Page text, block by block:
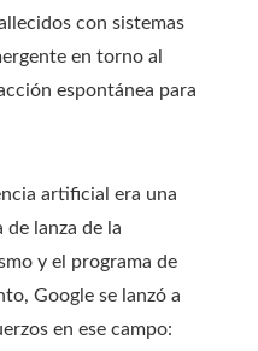
con sistemas
en torno al
espontánea para
artificial era una
de lanza de la
y el programa de
Google se lanzó a
en ese campo: